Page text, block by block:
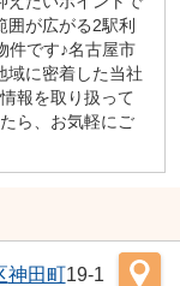
が広がる2駅利
件です♪名古屋市
域に密着した当社
報を取り扱って
ら、お気軽にご
神田町19-1